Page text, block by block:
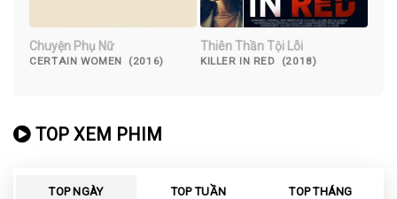
Chuyện Phụ Nữ
CERTAIN WOMEN (2016)
Thiên Thần Tội Lỗi
KILLER IN RED (2018)
TOP XEM PHIM
TOP NGÀY TOP TUẦN TOP THÁNG